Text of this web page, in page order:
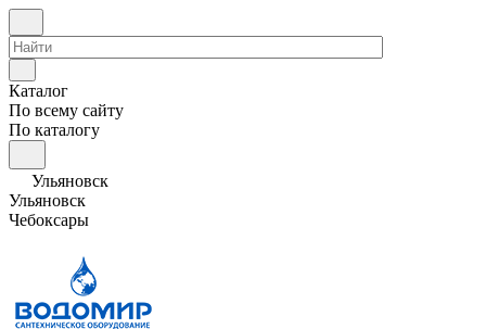
Каталог
По всему сайту
По каталогу
Ульяновск
Ульяновск
Чебоксары